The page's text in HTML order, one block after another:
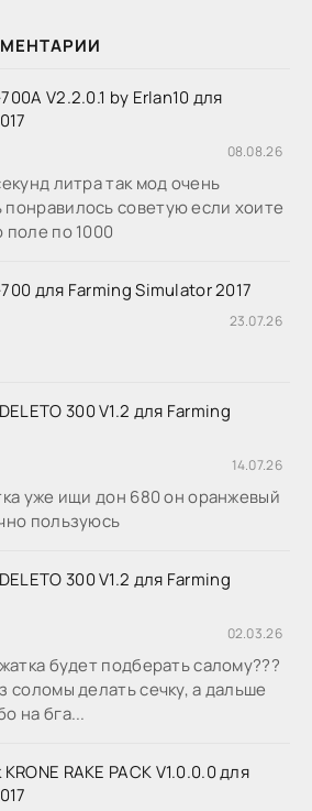
V2.2.0.1 by Erlan10 для
08.08.26
литра так мод очень
советую если хоите
поле по 1000
для Farming Simulator 2017
23.07.26
300 V1.2 для Farming
14.07.26
уже ищи дон 680 он оранжевый
пользуюсь
300 V1.2 для Farming
02.03.26
будет подберать салому???
соломы делать сечку, а дальше
на бга...
RAKE PACK V1.0.0.0 для